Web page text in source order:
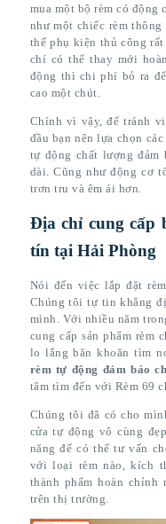
mua một bộ rèm có động
như một chiếc rèm
thế phụ kiện thủ công
chí có thể thay mới
động thì chi phí bỏ ra
cao một chút.
Chính vì vậy, để tránh
đầu bạn nên lựa chọn
tự động chất lượng đảm
dài. Cũng như động cơ
trơn tru và êm ái hơn.
Địa chỉ cung cấp
tín tại Hải Phòng
Nói đến việc lắp đặt
Chúng tôi tự tin khẳng
mình. Với nhiều năm
cung cấp sản phẩm rèm
lo lắng băn khoăn tìm
rèm tự động đảm bảo
tâm tìm đến với Rèm 69
Chúng tôi đã có cho
cửa tự động vô cùng
năng để có thể tư vấn
với loại rèm nào, kích
thành phẩm hoàn
trên thị trường.